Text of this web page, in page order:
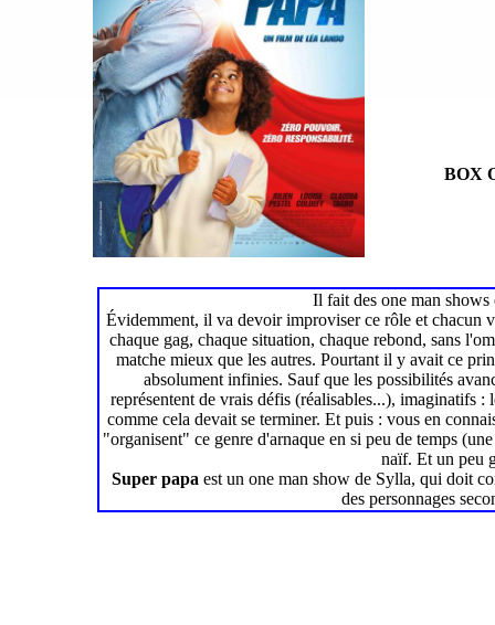
BOX
Il fait des one man
Évidemment, il va devoir improviser ce rôle et chacun
chaque gag, chaque situation, chaque rebond, sans
matche mieux que les autres. Pourtant il y avait ce
absolument infinies. Sauf que les possibilités
représentent de vrais défis (réalisables...), imaginatifs
comme cela devait se terminer. Et puis : vous en
"organisent" ce genre d'arnaque en si peu de temps
naïf. Et un peu
Super papa est un one man show de Sylla, qui doit
des personnages